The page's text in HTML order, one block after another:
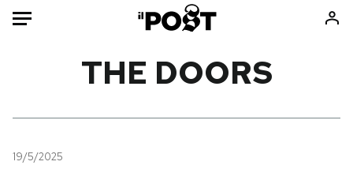
Mondo
THE DOORS
19/5/2025